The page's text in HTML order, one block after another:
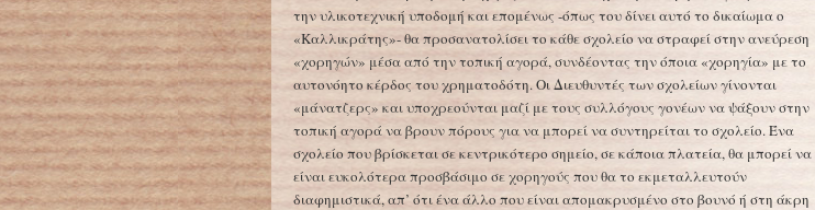
την υλικοτεχνική υποδομή και επομένως -όπως του δίνει αυτό το δικαίωμα ο
«Καλλικράτης»- θα προσανατολίσει το κάθε σχολείο να στραφεί στην ανεύρεση
«χορηγών» μέσα από την τοπική αγορά, συνδέοντας την όποια «χορηγία» με το
αυτονόητο κέρδος του χρηματοδότη. Οι Διευθυντές των σχολείων γίνονται
«μάνατζερς» και υποχρεούνται μαζί με τους συλλόγους γονέων να ψάξουν στην
τοπική αγορά να βρουν πόρους για να μπορεί να συντηρείται το σχολείο. Ένα
σχολείο που βρίσκεται σε κεντρικότερο σημείο, σε κάποια πλατεία, θα μπορεί να
είναι ευκολότερα προσβάσιμο σε χορηγούς που θα το εκμεταλλευτούν
διαφημιστικά, απ’ ότι ένα άλλο που είναι απομακρυσμένο στο βουνό ή στη άκρη